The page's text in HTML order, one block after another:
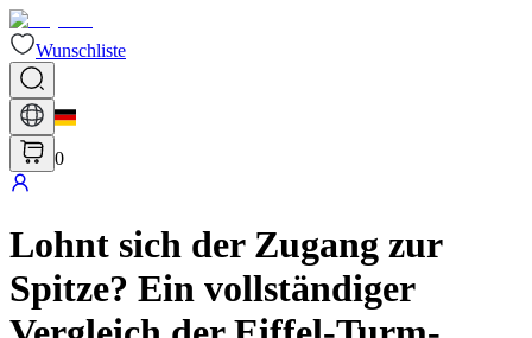
Wunschliste
0
Lohnt sich der Zugang zur
Spitze? Ein vollständiger